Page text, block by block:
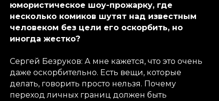
юмористическое шоу-прожарку, где
несколько комиков шутят над известным
человеком без цели его оскорбить, но
иногда жестко?
Сергей Безруков: А мне кажется, что это очень
даже оскорбительно. Есть вещи, которые
делать, говорить просто нельзя. Почему
переход личных границ должен быть